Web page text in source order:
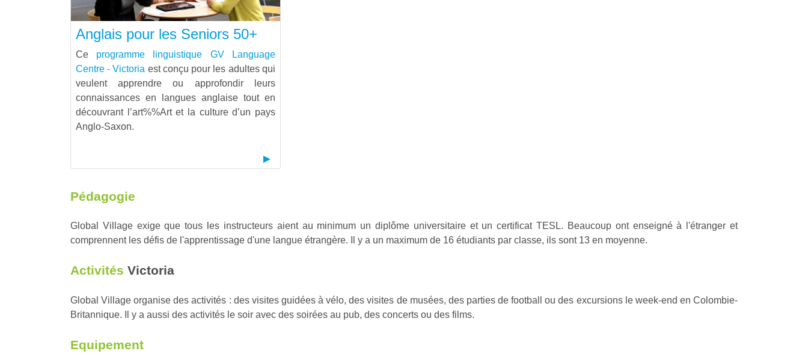
Anglais pour les Seniors 50+
Ce programme linguistique
GV Language
Centre - Victoria est conçu pour les adultes qui
veulent apprendre ou approfondir leurs
connaissances en langues anglaise tout en
découvrant l’art%%Artet la culture d’un pays
Anglo-Saxon.
Pédagogie
Global Village exige que tous les instructeurs aient au minimum un diplôme universitaire et un certificat TESL. Beaucoup ont enseigné à l'étranger et
comprennent les défis de l'apprentissage d'une langue étrangère. Il y a un maximum de 16 étudiants par classe, ils sont 13 en moyenne.
Activités Victoria
Global Village organise des activités : des visites guidées à vélo, des visites de musées, des parties de football ou des excursions le week-end en Colombie-
Britannique. Il y a aussi des activités le soir avec des soirées au pub, des concerts ou des films.
Equipement